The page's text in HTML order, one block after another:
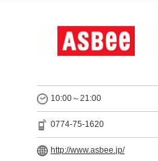
10:00～21:00
0774-75-1620
http://www.asbee.jp/